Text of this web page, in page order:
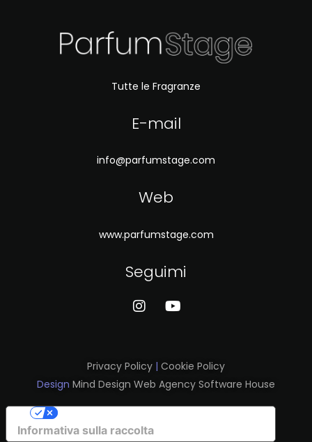
Tutte le Fragranze
E-mail
info@parfumstage.com
Web
www.parfumstage.com
Seguimi
Privacy Policy | Cookie Policy
Design Mind Design Web Agency Software House
Informativa sulla raccolta